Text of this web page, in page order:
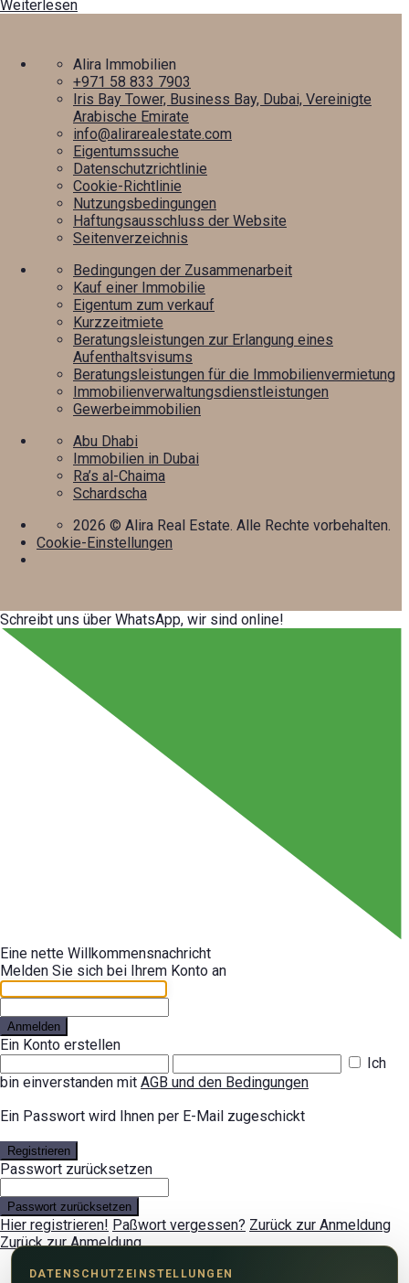
Weiterlesen
Alira Immobilien
+971 58 833 7903
Iris Bay Tower, Business Bay, Dubai, Vereinigte
Arabische Emirate
info@alirarealestate.com
Eigentumssuche
Datenschutzrichtlinie
Cookie-Richtlinie
Nutzungsbedingungen
Haftungsausschluss der Website
Seitenverzeichnis
Bedingungen der Zusammenarbeit
Kauf einer Immobilie
Eigentum zum verkauf
Kurzzeitmiete
Beratungsleistungen zur Erlangung eines
Aufenthaltsvisums
Beratungsleistungen für die Immobilienvermietung
Immobilienverwaltungsdienstleistungen
Gewerbeimmobilien
Abu Dhabi
Immobilien in Dubai
Ra’s al-Chaima
Schardscha
2026 © Alira Real Estate. Alle Rechte vorbehalten.
Cookie-Einstellungen
DATENSCHUTZEINSTELLUNGEN
Schreibt uns über WhatsApp, wir sind online!
Eine nette Willkommensnachricht
Melden Sie sich bei Ihrem Konto an
Anmelden
Ein Konto erstellen
Ich
bin einverstanden mit AGB und den Bedingungen
Ein Passwort wird Ihnen per E-Mail zugeschickt
Registrieren
Passwort zurücksetzen
Passwort zurücksetzen
Hier registrieren! Paßwort vergessen? Zurück zur Anmeldung
Zurück zur Anmeldung